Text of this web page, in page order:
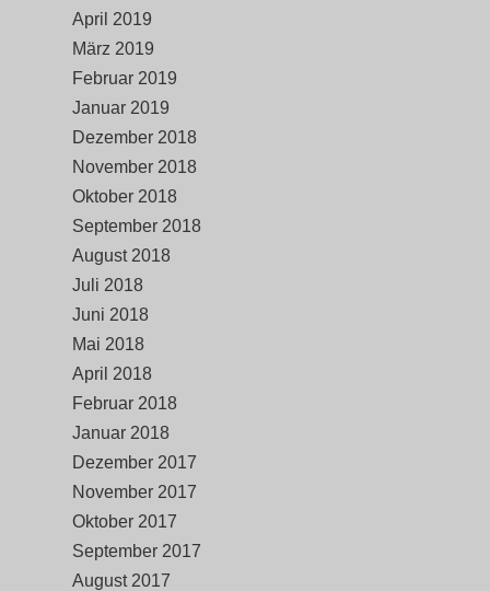
April 2019
März 2019
Februar 2019
Januar 2019
Dezember 2018
November 2018
Oktober 2018
September 2018
August 2018
Juli 2018
Juni 2018
Mai 2018
April 2018
Februar 2018
Januar 2018
Dezember 2017
November 2017
Oktober 2017
September 2017
August 2017